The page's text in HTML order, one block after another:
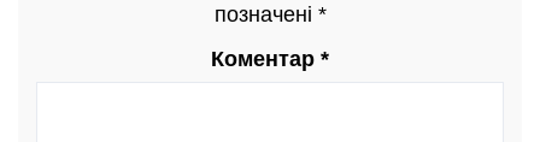
позначені *
Коментар *